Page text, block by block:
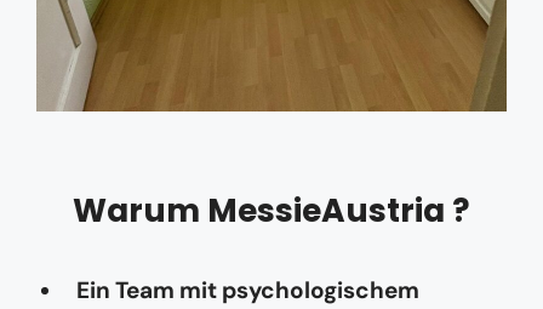
Warum MessieAustria ?
Ein Team mit psychologischem